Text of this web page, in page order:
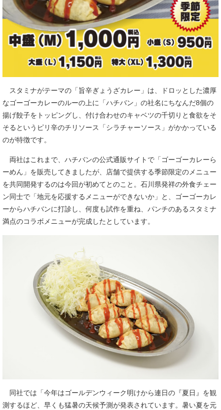
スタミナがテーマの「旨辛ぎょうざカレー」は、ドロッとした濃厚
なゴーゴーカレーのルーの上に「ハチバン」の社名にちなんだ8個の
揚げ餃子をトッピングし、付け合わせのキャベツの千切りと食欲をそ
そるというピリ辛のチリソース「シラチャーソース」がかかっている
のが特徴です。
両社はこれまで、ハチバンの公式通販サイトで「ゴーゴーカレーら
ーめん」を販売してきましたが、店舗で提供する季節限定のメニュー
を共同開発するのは今回が初めてとのこと。石川県発祥の外食チェー
ン同士で「地元を応援するメニューができないか」と、ゴーゴーカレ
ーからハチバンに打診し、何度も試作を重ね、パンチのあるスタミナ
満点のコラボメニューが完成したとしています。
同社では「今年はゴールデンウィーク明けから連日の『夏日』を観
測するほど、早くも猛暑の天候予測が発表されています。暑い夏を元